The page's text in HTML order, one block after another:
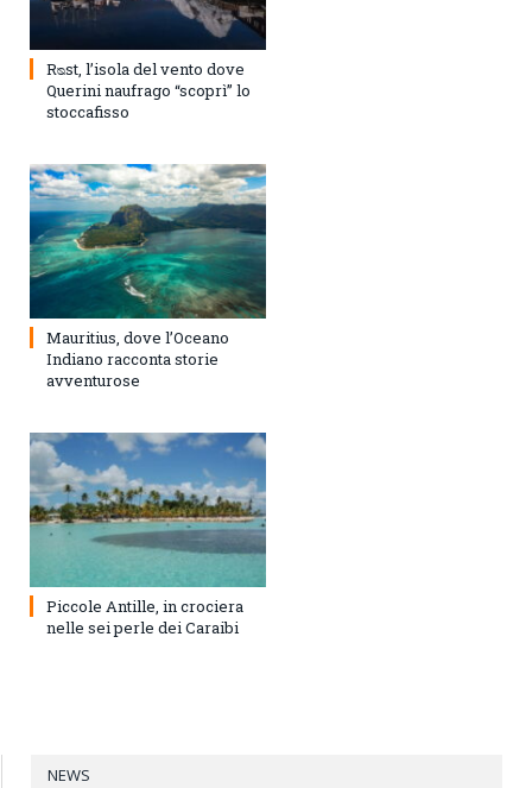
Rᴓst, l’isola del vento dove
Querini naufrago “scoprì” lo
stoccafisso
Mauritius, dove l’Oceano
Indiano racconta storie
avventurose
Piccole Antille, in crociera
nelle sei perle dei Caraibi
NEWS